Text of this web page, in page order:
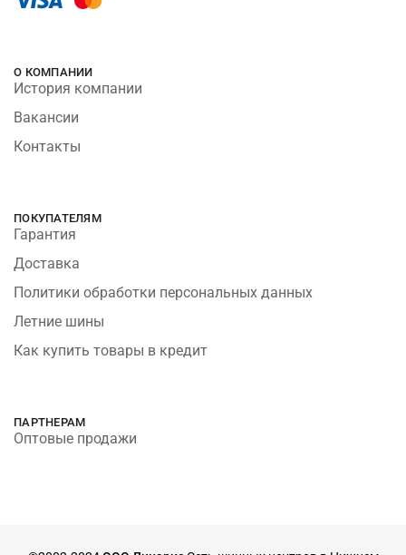
О КОМПАНИИ
История компании
Вакансии
Контакты
ПОКУПАТЕЛЯМ
Гарантия
Доставка
Политики обработки персональных данных
Летние шины
Как купить товары в кредит
ПАРТНЕРАМ
Оптовые продажи